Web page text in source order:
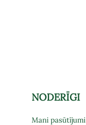
NODERĪGI
Mani pasūtījumi